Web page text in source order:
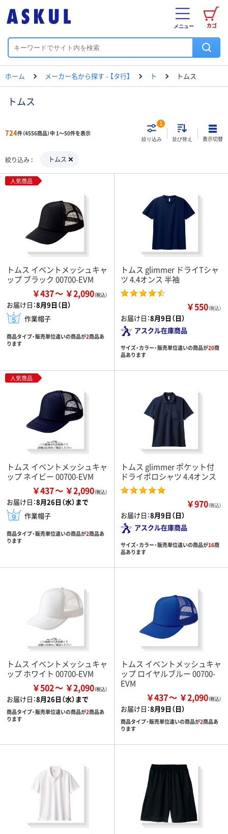
カゴ
メニュー
ホーム メーカー名から探す - 【タ行】 ト トムス
トムス
724件（4556商品）中 1～50件を表示
絞り込み
1
並び替え 表示切替
絞り込み トムス
人気商品
トムス イベントメッシュキャ
ップ ブラック 00700-EVM
￥437 ￥2,090
お届け日：8月9日（日）
作業帽子
商品タイプ・販売単位違いの商品が2商品あ
ります
トムス glimmer ドライTシャ
ツ 4.4オンス 半袖
￥550（税込）
お届け日：8月9日（日）
アスクル在庫商品
サイズ・カラー・販売単位違いの商品が20商
品あります
人気商品
トムス イベントメッシュキャ
ップ ネイビー 00700-EVM
￥437 ￥2,090
お届け日：8月26日（水）まで
作業帽子
商品タイプ・販売単位違いの商品が2商品あ
ります
トムス glimmer ポケット付
ドライポロシャツ 4.4オンス
￥970（税込）
お届け日：8月9日（日）
アスクル在庫商品
サイズ・カラー・販売単位違いの商品が16商
品あります
トムス イベントメッシュキャ
ップ ホワイト 00700-EVM
￥502 ￥2,090
お届け日：8月26日（水）まで
商品タイプ・販売単位違いの商品が2商品あ
ります
トムス イベントメッシュキャ
ップ ロイヤルブルー 00700-
EVM
￥437 ￥2,090
お届け日：8月9日（日）
商品タイプ・販売単位違いの商品が2商品あ
ります